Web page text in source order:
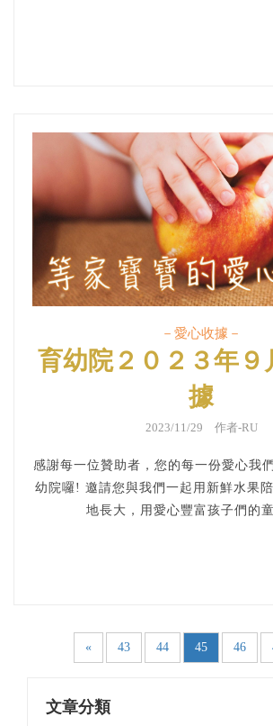
－愛心收據－
育幼院２０２３年９
據
2023/11/29 作者-RU
感謝每一位贊助者，您的每一份愛心我
幼院囉! 邀請您與我們一起用新鮮水果
地長大，用愛心豐富孩子們的
« 43 44 45 46
文章分類